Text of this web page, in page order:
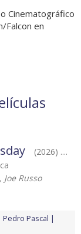
Cinematográfico
Falcon en
(2026) ....
Russo
Pedro Pascal